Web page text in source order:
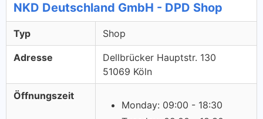
NKD Deutschland GmbH - DPD Shop
Typ Shop
Adresse
Dellbrücker Hauptstr. 130
51069 Köln
Öffnungszeit
Monday: 09:00 - 18:30